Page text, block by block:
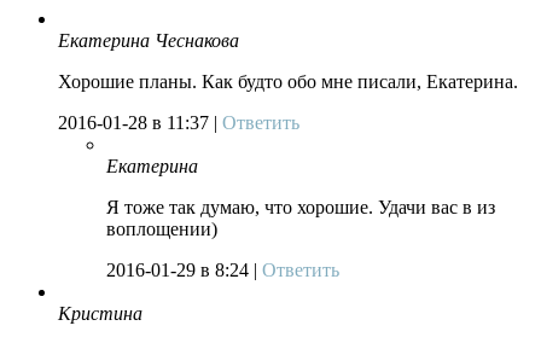
Екатерина Чеснакова
Хорошие планы. Как будто обо мне писали, Екатерина.
2016-01-28 в 11:37 | Ответить
Екатерина
Я тоже так думаю, что хорошие. Удачи вас в из
воплощении)
2016-01-29 в 8:24 | Ответить
Кристина